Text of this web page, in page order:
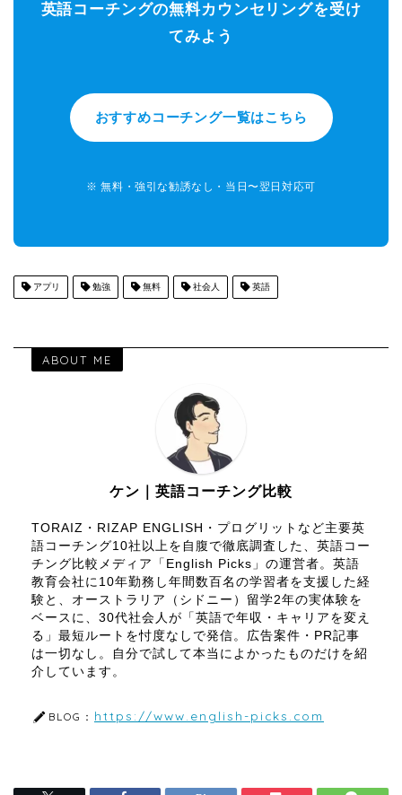
英語コーチングの無料カウンセリングを受け
てみよう
おすすめコーチング一覧はこちら
※ 無料・強引な勧誘なし・当日〜翌日対応可
アプリ 勉強 無料 社会人 英語
ABOUT ME
ケン｜英語コーチング比較
TORAIZ・RIZAP ENGLISH・プログリットなど主要英
語コーチング10社以上を自腹で徹底調査した、英語コー
チング比較メディア「English Picks」の運営者。英語
教育会社に10年勤務し年間数百名の学習者を支援した経
験と、オーストラリア（シドニー）留学2年の実体験を
ベースに、30代社会人が「英語で年収・キャリアを変え
る」最短ルートを忖度なしで発信。広告案件・PR記事
は一切なし。自分で試して本当によかったものだけを紹
介しています。
BLOG： https://www.english-picks.com